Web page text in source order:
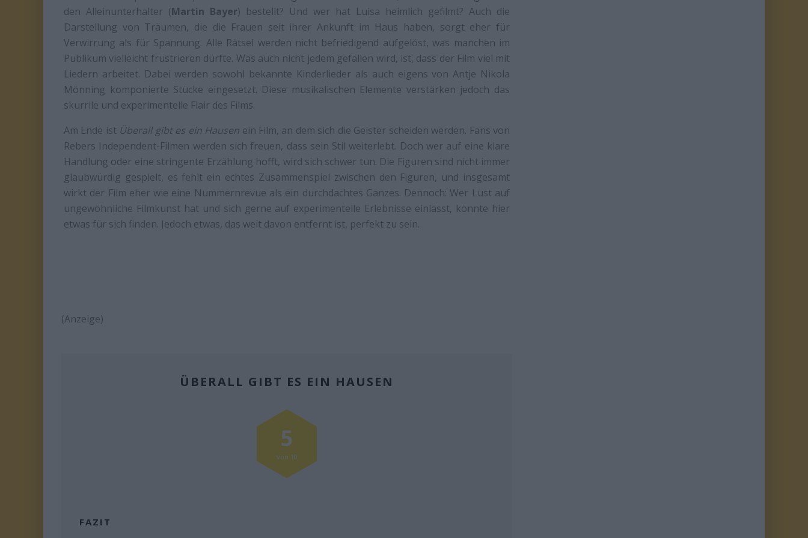
den Alleinunterhalter (Martin Bayer) bestellt? Und wer hat Luisa heimlich gefilmt? Auch die
Darstellung von Träumen, die die Frauen seit ihrer Ankunft im Haus haben, sorgt eher für
Verwirrung als für Spannung. Alle Rätsel werden nicht befriedigend aufgelöst, was manchen im
Publikum vielleicht frustrieren dürfte. Was auch nicht jedem gefallen wird, ist, dass der Film viel mit
Liedern arbeitet. Dabei werden sowohl bekannte Kinderlieder als auch eigens von Antje Nikola
Mönning komponierte Stücke eingesetzt. Diese musikalischen Elemente verstärken jedoch das
skurrile und experimentelle Flair des Films.
Am Ende ist Überall gibt es ein Hausen ein Film, an dem sich die Geister scheiden werden. Fans von
Rebers Independent-Filmen werden sich freuen, dass sein Stil weiterlebt. Doch wer auf eine klare
Handlung oder eine stringente Erzählung hofft, wird sich schwer tun. Die Figuren sind nicht immer
glaubwürdig gespielt, es fehlt ein echtes Zusammenspiel zwischen den Figuren, und insgesamt
wirkt der Film eher wie eine Nummernrevue als ein durchdachtes Ganzes. Dennoch: Wer Lust auf
ungewöhnliche Filmkunst hat und sich gerne auf experimentelle Erlebnisse einlässt, könnte hier
etwas für sich finden. Jedoch etwas, das weit davon entfernt ist, perfekt zu sein.
(Anzeige)
ÜBERALL GIBT ES EIN HAUSEN
FAZIT
5
von 10